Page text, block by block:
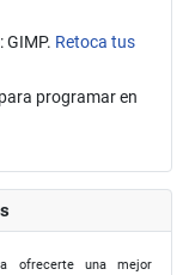
Retoca tus
programar en
ofrecerte una mejor